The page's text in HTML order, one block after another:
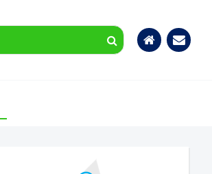
Accueil
Nous